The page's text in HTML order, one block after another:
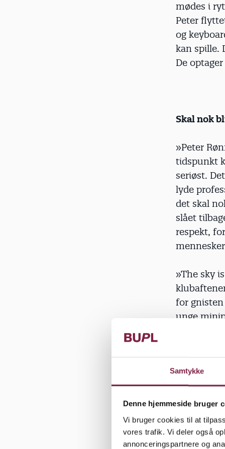
Samtykke
Denne hjemmeside bruger
Vi bruger cookies til at
vores trafik. Vi deler også
annonceringspartnere og
mødes i
Peter
og
kan spille.
De
Skal nok
»Peter
tidspunkt
seriøst.
lyde
det skal
slået
respekt,
»The sky
for
unge
Giver
video,
bund og
anfægter,